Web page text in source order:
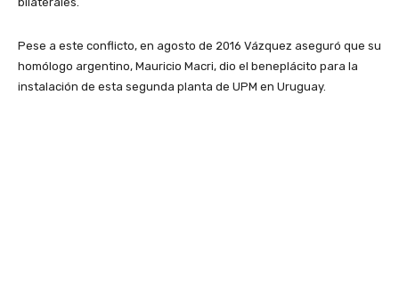
Pese a este conflicto, en agosto de 2016 Vázquez aseguró que su
homólogo argentino, Mauricio Macri, dio el beneplácito para la
instalación de esta segunda planta de UPM en Uruguay.